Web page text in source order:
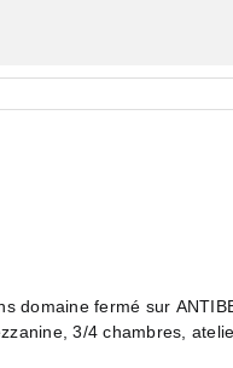
domaine fermé sur
3/4 chambres,